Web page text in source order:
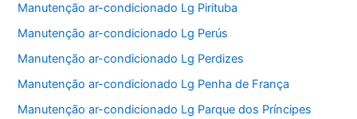
Manutenção ar-condicionado Lg Pirituba
Manutenção ar-condicionado Lg Perús
Manutenção ar-condicionado Lg Perdizes
Manutenção ar-condicionado Lg Penha de França
Manutenção ar-condicionado Lg Parque dos Príncipes